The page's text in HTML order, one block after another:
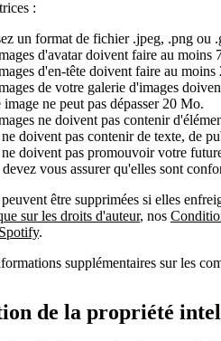
:
un format de fichier .jpeg, .png ou
d'avatar doivent faire au moins
d'en-tête doivent faire au
de votre galerie d'images
image ne peut pas dépasser 20 Mo.
ne doivent pas contenir
doivent pas contenir de texte, de
doivent pas promouvoir votre
vous assurer qu'elles sont
être supprimées si elles
sur les droits d'auteur, nos
.
supplémentaires sur les
de la propriété